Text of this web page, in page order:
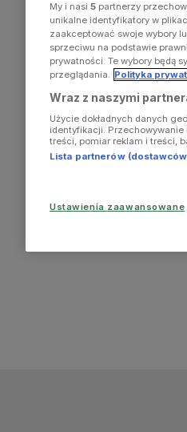
My i nasi 5 partnerzy
unikalne identyfikatory w
zaakceptować swoje wybory
sprzeciwu na podstawie
prywatności. Te wybory będą
przeglądania. Polityka
Wraz z naszymi
Użycie dokładnych danych
identyfikacji.
treści, pomiar reklam i treści,
Lista partnerów
Ustawienia zaawansowane